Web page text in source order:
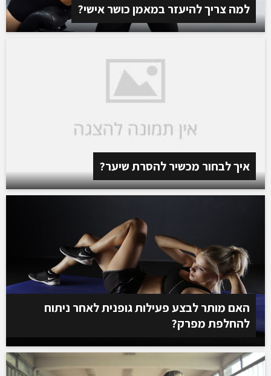
למה צריך להיעזר במאמן כושר אישי?
איך לבחור מכשיר להסרת שיער?
האם מותר לבצע פעילות גופנית לאחר ניתוח
להחלפת מפרק?